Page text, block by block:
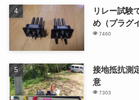
リレー試験
め（プラグ
7460
接地抵抗測
意
7303